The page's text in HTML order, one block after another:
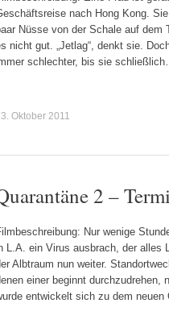
nach Hong Kong.
Nüsse von der Schale auf
nicht gut. „Jetlag“, denkt sie.
schlechter, bis sie
Oktober 2011
2 –
Nur wenige
L.A. ein Virus ausbrach, der alles
Albtraum nun weiter.
einer beginnt durchzudrehen,
entwickelt sich zu dem neuen